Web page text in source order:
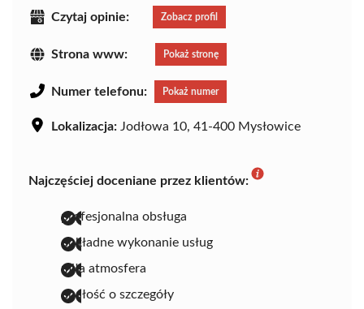
Czytaj opinie: Zobacz profil
Strona www: Pokaż stronę
Numer telefonu: Pokaż numer
Lokalizacja: Jodłowa 10, 41-400 Mysłowice
Najczęściej doceniane przez klientów:
profesjonalna obsługa
dokładne wykonanie usług
miła atmosfera
dbałość o szczegóły